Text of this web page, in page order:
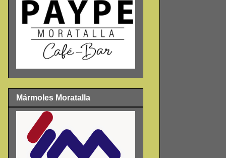
Mármoles Moratalla